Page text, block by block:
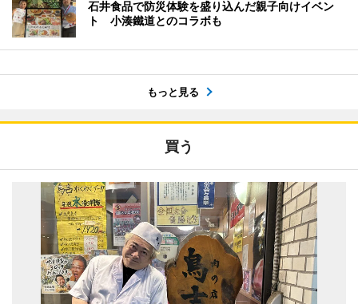
石井食品で防災体験を盛り込んだ親子向けイベン
ト 小湊鐵道とのコラボも
もっと見る
買う